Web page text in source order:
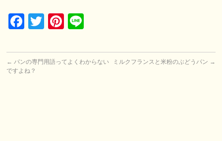
Facebook
TwitterPinterest
← パンの専門用語ってよくわからない
ですよね？
ミルクフランスと米粉のぶどうパン →